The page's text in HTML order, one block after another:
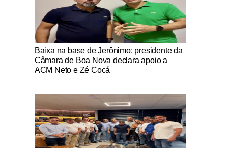
Notícias Católicas
Baixa na base de Jerônimo: presidente da
Câmara de Boa Nova declara apoio a
ACM Neto e Zé Cocá